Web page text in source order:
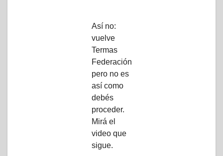
Así no:
vuelve
Termas
Federación
pero no es
así como
debés
proceder.
Mirá el
video que
sigue.